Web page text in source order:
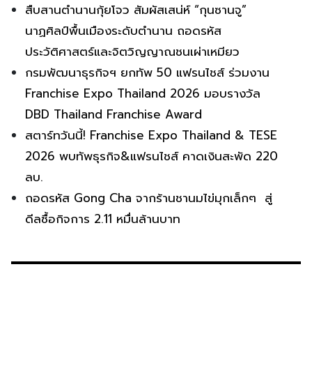
สืบสานตำนานกุ้ยโจว สัมผัสเสน่ห์ “กุนซานจู”
นาฏศิลป์พื้นเมืองระดับตำนาน ถอดรหัส
ประวัติศาสตร์และจิตวิญญาณชนเผ่าเหมียว
กรมพัฒนาธุรกิจฯ ยกทัพ 50 แฟรนไชส์ ร่วมงาน
Franchise Expo Thailand 2026 มอบรางวัล
DBD Thailand Franchise Award
สตาร์ทวันนี้! Franchise Expo Thailand & TESE
2026 พบทัพธุรกิจ&แฟรนไชส์ คาดเงินสะพัด 220
ลบ.
ถอดรหัส Gong Cha จากร้านชานมไข่มุกเล็กๆ สู่
ดีลซื้อกิจการ 2.11 หมื่นล้านบาท